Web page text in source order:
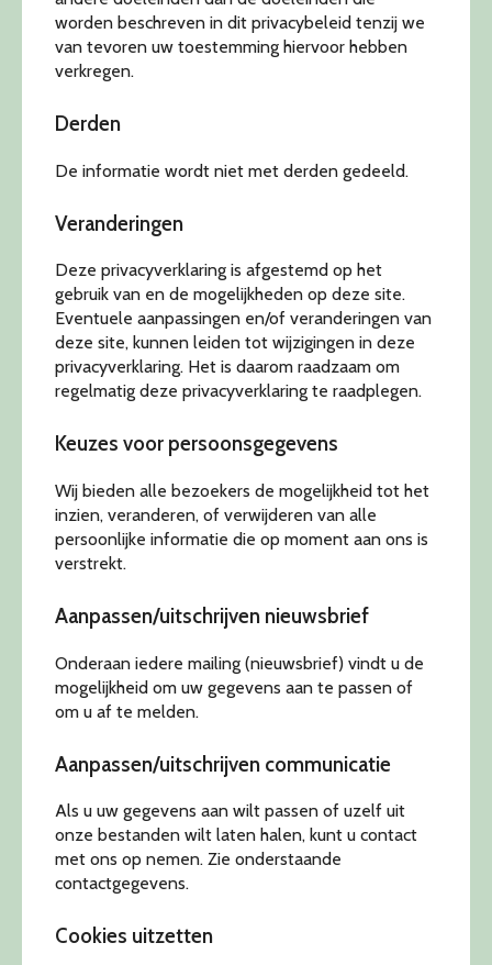
worden beschreven in dit privacybeleid tenzij we
van tevoren uw toestemming hiervoor hebben
verkregen.
Derden
De informatie wordt niet met derden gedeeld.
Veranderingen
Deze privacyverklaring is afgestemd op het
gebruik van en de mogelijkheden op deze site.
Eventuele aanpassingen en/of veranderingen van
deze site, kunnen leiden tot wijzigingen in deze
privacyverklaring. Het is daarom raadzaam om
regelmatig deze privacyverklaring te raadplegen.
Keuzes voor persoonsgegevens
Wij bieden alle bezoekers de mogelijkheid tot het
inzien, veranderen, of verwijderen van alle
persoonlijke informatie die op moment aan ons is
verstrekt.
Aanpassen/uitschrijven nieuwsbrief
Onderaan iedere mailing (nieuwsbrief) vindt u de
mogelijkheid om uw gegevens aan te passen of
om u af te melden.
Aanpassen/uitschrijven communicatie
Als u uw gegevens aan wilt passen of uzelf uit
onze bestanden wilt laten halen, kunt u contact
met ons op nemen. Zie onderstaande
contactgegevens.
Cookies uitzetten